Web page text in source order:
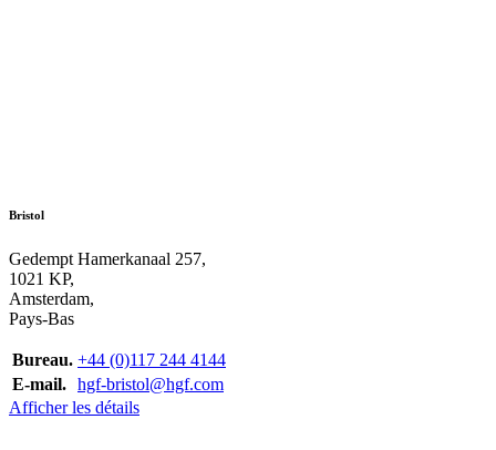
Bristol
Gedempt Hamerkanaal 257,
1021 KP,
Amsterdam,
Pays-Bas
Bureau. +44 (0)117 244 4144
E-mail. hgf-bristol@hgf.com
Afficher les détails